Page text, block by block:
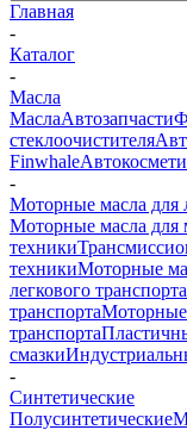
Главная
-
Каталог
-
Масла
МаслаАвтозапчасти
стеклоочистителя
Finwhale
-
Моторные масла для
Моторные масла для
техники
техникиМоторные
легкового транспорта
транспортаМоторные
транспорта
смазки
-
Синтетические
Полусинтетические